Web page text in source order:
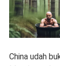
China udah